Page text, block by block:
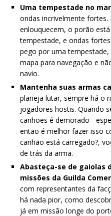
Uma tempestade no
ondas incrivelmente fortes.
enlouquecem, o porão
tempestade, e ondas
pego por uma
mapa para navegação e
navio.
Mantenha suas armas
planeja lutar, sempre há o
jogadores hostis. Quando
canhões é demorado -
então é melhor fazer isso
canhão está carregado?,
de trás da arma.
Abasteça-se de gaiolas
missões da Guilda
com representantes da
há nada pior, como
já em missão longe do